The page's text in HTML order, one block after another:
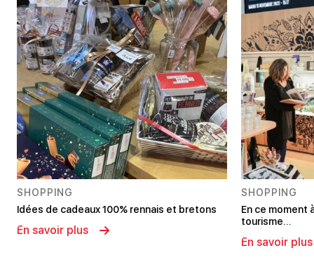
SHOPPING
Idées de cadeaux 100% rennais et bretons
En savoir plus
SHOPPING
En ce moment
tourisme…
En savoir plus